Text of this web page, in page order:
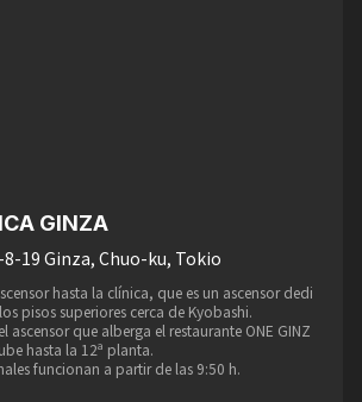
GINZA
8-19 Ginza, Chuo-ku, Tokio
hasta la clínica, que es un ascensor dedi
pisos superiores cerca de Kyobashi.
ascensor que alberga el restaurante ONE GINZ
hasta la 12ª planta.
funcionan a partir de las 9:50 h.